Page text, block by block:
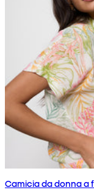
Camicia da donna a